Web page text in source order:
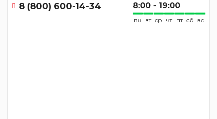
8 (800) 600-14-34 8:00 - 19:00
пн вт ср чт пт сб вс